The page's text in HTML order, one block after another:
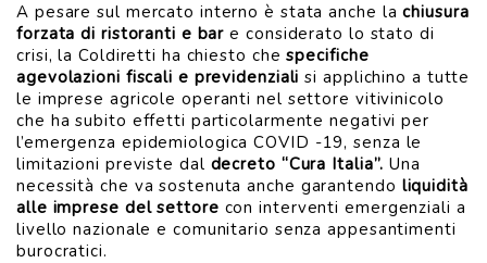
A pesare sul mercato interno è stata anche lachiusura
forzata di ristoranti e bar e considerato lo stato di
crisi, la Coldiretti ha chiesto chespecifiche
agevolazioni fiscali e previdenziali si applichino a tutte
le imprese agricole operanti nel settore vitivinicolo
che ha subito effetti particolarmente negativi per
l’emergenza epidemiologica COVID -19, senza le
limitazioni previste dal decreto “Cura Italia”. Una
necessità che va sostenuta anche garantendo liquidità
alle imprese del settore con interventi emergenziali a
livello nazionale e comunitario senza appesantimenti
burocratici.